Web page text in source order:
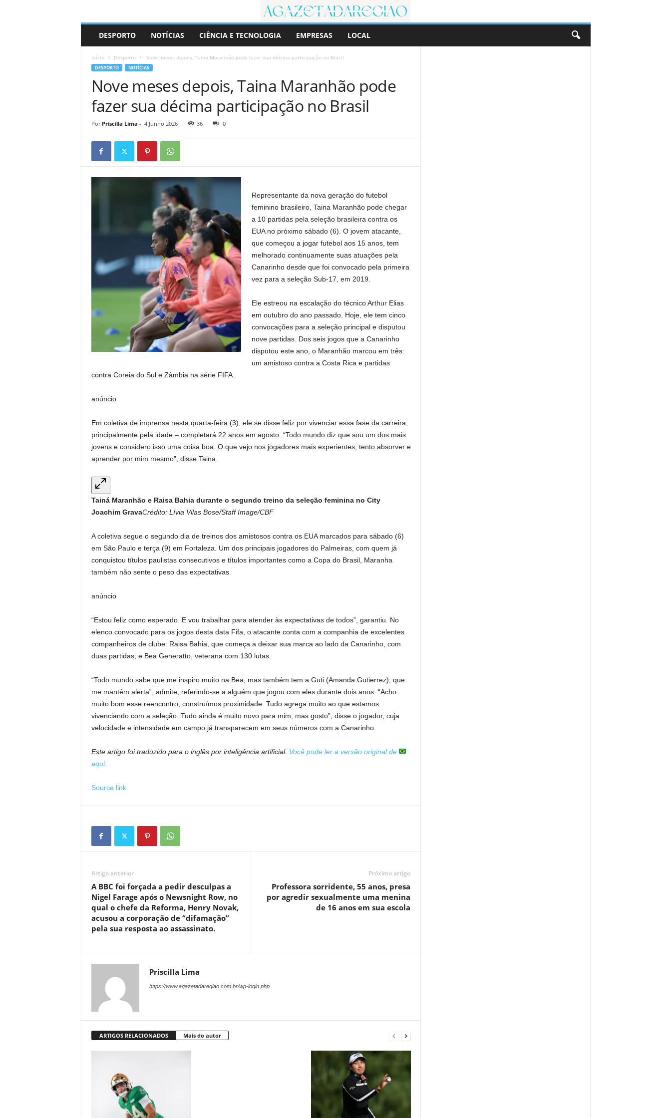
r
DESPORTO NOTÍCIAS CIÊNCIA E TECNOLOGIA EMPRESAS LOCAL
Início Desporto Nove meses depois, Taina Maranhão pode fazer sua décima participação no Brasil
DESPORTO NOTÍCIAS
Nove meses depois, Taina Maranhão pode
fazer sua décima participação no Brasil
Por Priscilla Lima - 4 Junho 2026 36 0
Representante da nova geração do futebol
feminino brasileiro, Taina Maranhão pode chegar
a 10 partidas pela seleção brasileira contra os
EUA no próximo sábado (6). O jovem atacante,
que começou a jogar futebol aos 15 anos, tem
melhorado continuamente suas atuações pela
Canarinho desde que foi convocado pela primeira
vez para a seleção Sub-17, em 2019.
Ele estreou na escalação do técnico Arthur Elias
em outubro do ano passado. Hoje, ele tem cinco
convocações para a seleção principal e disputou
nove partidas. Dos seis jogos que a Canarinho
disputou este ano, o Maranhão marcou em três:
um amistoso contra a Costa Rica e partidas
contra Coreia do Sul e Zâmbia na série FIFA.
anúncio
Em coletiva de imprensa nesta quarta-feira (3), ele se disse feliz por vivenciar essa fase da carreira,
principalmente pela idade – completará 22 anos em agosto. “Todo mundo diz que sou um dos mais
jovens e considero isso uma coisa boa. O que vejo nos jogadores mais experientes, tento absorver e
aprender por mim mesmo”, disse Taina.
Tainá Maranhão e Raisa Bahia durante o segundo treino da seleção feminina no City
Joachim GravaCrédito: Lívia Vilas Bose/Staff Image/CBF
A coletiva segue o segundo dia de treinos dos amistosos contra os EUA marcados para sábado (6)
em São Paulo e terça (9) em Fortaleza. Um dos principais jogadores do Palmeiras, com quem já
conquistou títulos paulistas consecutivos e títulos importantes como a Copa do Brasil, Maranha
também não sente o peso das expectativas.
anúncio
“Estou feliz como esperado. E vou trabalhar para atender às expectativas de todos”, garantiu. No
elenco convocado para os jogos desta data Fifa, o atacante conta com a companhia de excelentes
companheiros de clube: Raisa Bahia, que começa a deixar sua marca ao lado da Canarinho, com
duas partidas; e Bea Generatto, veterana com 130 lutas.
“Todo mundo sabe que me inspiro muito na Bea, mas também tem a Guti (Amanda Gutierrez), que
me mantém alerta”, admite, referindo-se a alguém que jogou com eles durante dois anos. “Acho
muito bom esse reencontro, construímos proximidade. Tudo agrega muito ao que estamos
vivenciando com a seleção. Tudo ainda é muito novo para mim, mas gosto”, disse o jogador, cuja
velocidade e intensidade em campo já transparecem em seus números com a Canarinho.
Este artigo foi traduzido para o inglês por inteligência artificial. Você pode ler a versão original de
aqui.
Source link
Artigo anterior
A BBC foi forçada a pedir desculpas a
Nigel Farage após o Newsnight Row, no
qual o chefe da Reforma, Henry Novak,
acusou a corporação de “difamação”
pela sua resposta ao assassinato.
Próximo artigo
Professora sorridente, 55 anos, presa
por agredir sexualmente uma menina
de 16 anos em sua escola
Priscilla Lima
https://www.agazetadaregiao.com.br/wp-login.php
ARTIGOS RELACIONADOS Mais do autor